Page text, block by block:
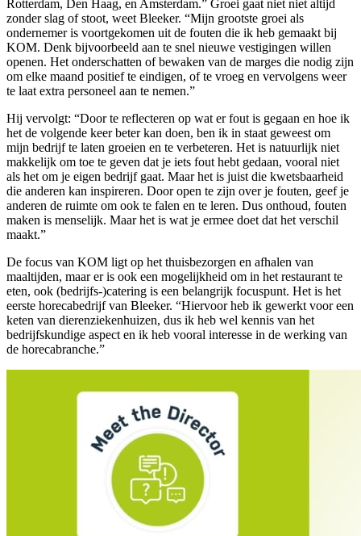
Rotterdam, Den Haag, en Amsterdam.” Groei gaat niet niet altijd
zonder slag of stoot, weet Bleeker. “Mijn grootste groei als
ondernemer is voortgekomen uit de fouten die ik heb gemaakt bij
KOM. Denk bijvoorbeeld aan te snel nieuwe vestigingen willen
openen. Het onderschatten of bewaken van de marges die nodig zijn
om elke maand positief te eindigen, of te vroeg en vervolgens weer
te laat extra personeel aan te nemen.”
Hij vervolgt: “Door te reflecteren op wat er fout is gegaan en hoe ik
het de volgende keer beter kan doen, ben ik in staat geweest om
mijn bedrijf te laten groeien en te verbeteren. Het is natuurlijk niet
makkelijk om toe te geven dat je iets fout hebt gedaan, vooral niet
als het om je eigen bedrijf gaat. Maar het is juist die kwetsbaarheid
die anderen kan inspireren. Door open te zijn over je fouten, geef je
anderen de ruimte om ook te falen en te leren. Dus onthoud, fouten
maken is menselijk. Maar het is wat je ermee doet dat het verschil
maakt.”
De focus van KOM ligt op het thuisbezorgen en afhalen van
maaltijden, maar er is ook een mogelijkheid om in het restaurant te
eten, ook (bedrijfs-)catering is een belangrijk focuspunt. Het is het
eerste horecabedrijf van Bleeker. “Hiervoor heb ik gewerkt voor een
keten van dierenziekenhuizen, dus ik heb wel kennis van het
bedrijfskundige aspect en ik heb vooral interesse in de werking van
de horecabranche.”